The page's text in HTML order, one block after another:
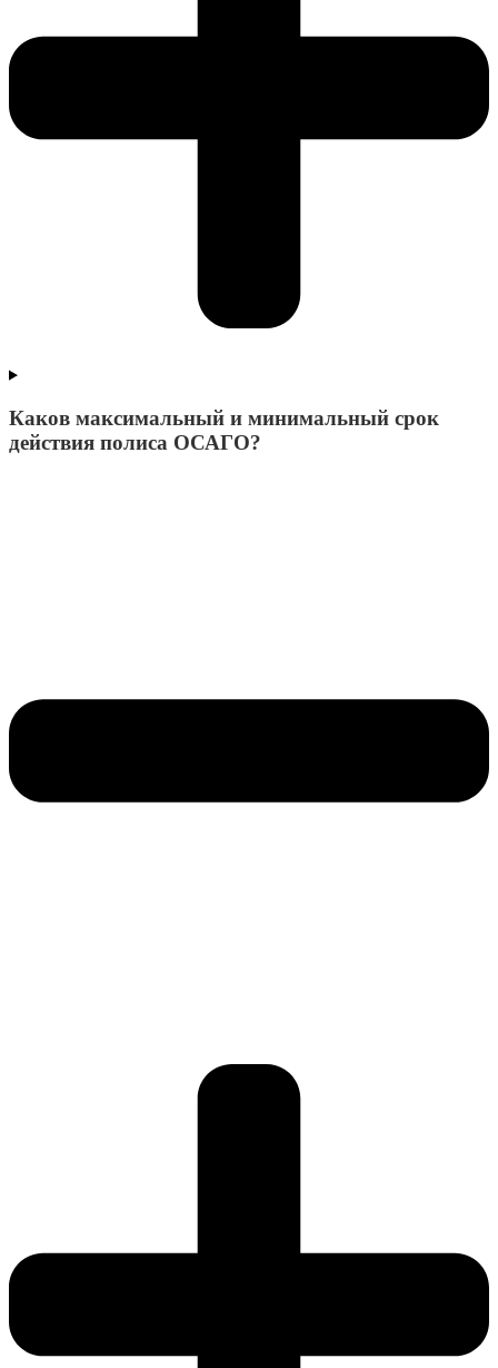
Каков максимальный и минимальный срок
действия полиса ОСАГО?